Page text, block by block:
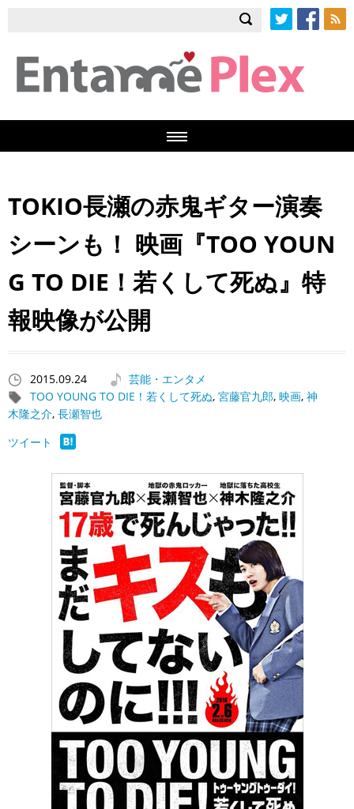
TOKIO長瀬の赤鬼ギター演奏
シーンも！ 映画『TOO YOUN
G TO DIE！若くして死ぬ』特
報映像が公開
2015.09.24
芸能・エンタメ
TOO YOUNG TO DIE！若くして死ぬ, 宮藤官九郎, 映画, 神
木隆之介, 長瀬智也
ツイート